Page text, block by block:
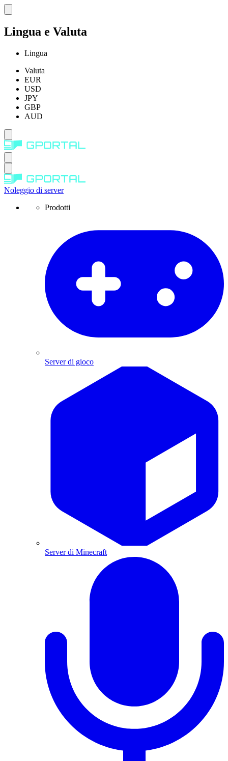
Lingua e Valuta
Lingua
Valuta
EUR
USD
JPY
GBP
AUD
Noleggio di server
Prodotti
Server di gioco
Server di Minecraft